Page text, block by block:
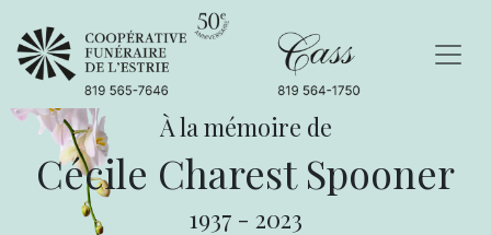
À la mémoire de
Cécile Charest Spooner
1937 - 2023